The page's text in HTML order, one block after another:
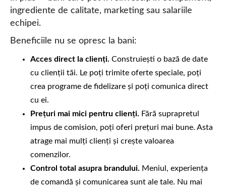
ingrediente de calitate, marketing sau salariile
echipei.
Beneficiile nu se opresc la bani:
Acces direct la clienți. Construiești o bază de date
cu clienții tăi. Le poți trimite oferte speciale, poți
crea programe de fidelizare și poți comunica direct
cu ei.
Prețuri mai mici pentru clienți. Fără suprapretul
impus de comision, poți oferi prețuri mai bune. Asta
atrage mai mulți clienți și crește valoarea
comenzilor.
Control total asupra brandului. Meniul, experiența
de comandă și comunicarea sunt ale tale. Nu mai